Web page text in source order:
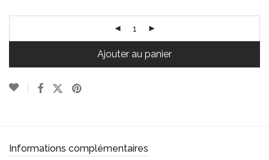
Ajouter au panier
Informations complémentaires